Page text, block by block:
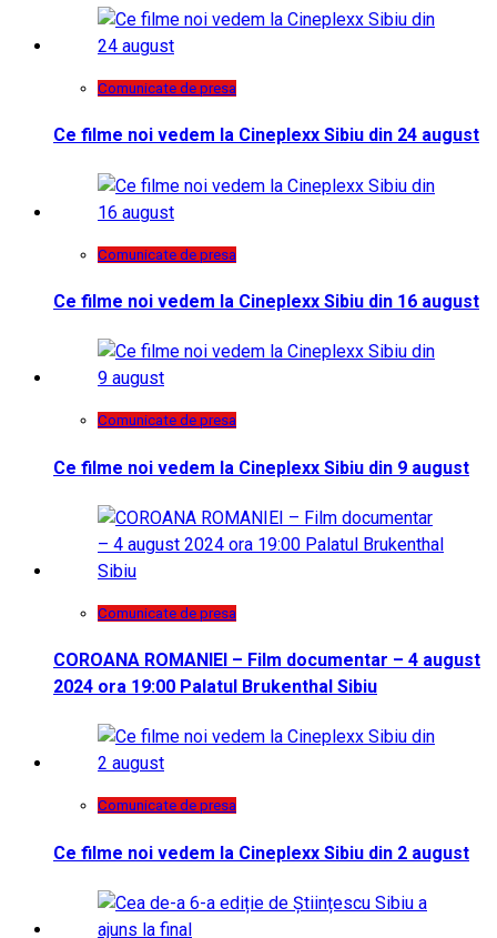
Comunicate de presa
Ce filme noi vedem la Cineplexx Sibiu din 24 august
Comunicate de presa
Ce filme noi vedem la Cineplexx Sibiu din 16 august
Comunicate de presa
Ce filme noi vedem la Cineplexx Sibiu din 9 august
Comunicate de presa
COROANA ROMANIEI – Film documentar – 4 august
2024 ora 19:00 Palatul Brukenthal Sibiu
Comunicate de presa
Ce filme noi vedem la Cineplexx Sibiu din 2 august